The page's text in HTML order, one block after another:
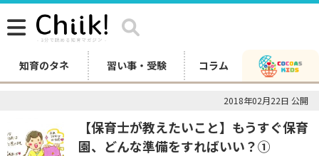
知育のタネ 習い事・受験 コラム
2018年02月22日 公開
【保育士が教えたいこと】もうすぐ保育
園、どんな準備をすればいい？①